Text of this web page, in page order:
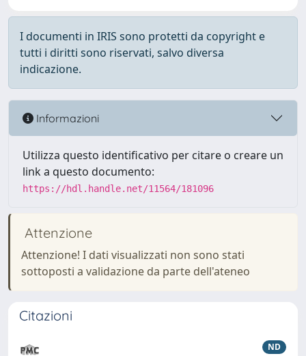
I documenti in IRIS sono protetti da copyright e
tutti i diritti sono riservati, salvo diversa
indicazione.
Informazioni
Utilizza questo identificativo per citare o creare un
link a questo documento:
https://hdl.handle.net/11564/181096
Attenzione
Attenzione! I dati visualizzati non sono stati
sottoposti a validazione da parte dell'ateneo
Citazioni
ND